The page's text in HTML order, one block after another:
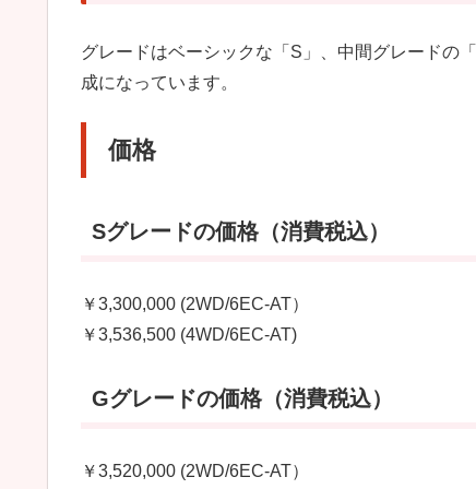
グレードはベーシックな「S」、中間グレードの
成になっています。
価格
Sグレードの価格（消費税込）
￥3,300,000 (2WD/6EC-AT）
￥3,536,500 (4WD/6EC-AT)
Gグレードの価格（消費税込）
￥3,520,000 (2WD/6EC-AT）